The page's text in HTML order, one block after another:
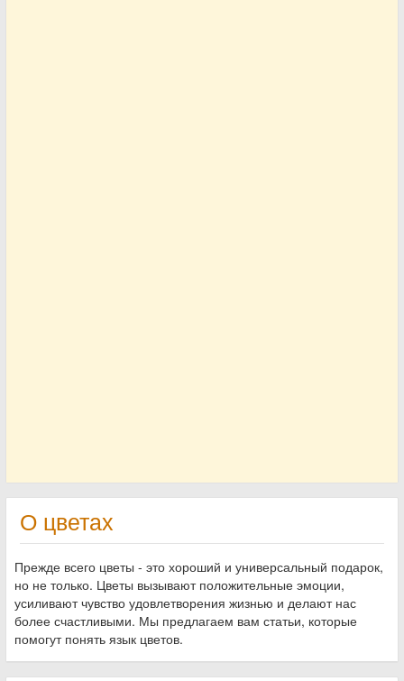
О цветах
Прежде всего цветы - это хороший и универсальный подарок,
но не только. Цветы вызывают положительные эмоции,
усиливают чувство удовлетворения жизнью и делают нас
более счастливыми. Мы предлагаем вам статьи, которые
помогут понять язык цветов.